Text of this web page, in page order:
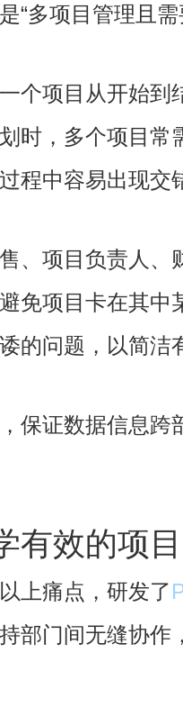
“多项目管理且
个项目从开始
时，多个项目常
程中容易出现交
、项目负责人、
免项目卡在其
的问题，以简洁
保证数据信息
有效的项
上痛点，研发了
部门间无缝协